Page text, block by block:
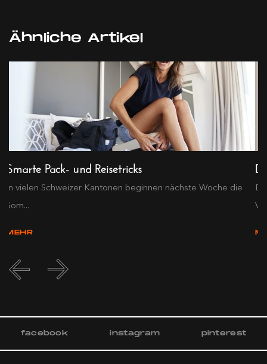
Ähnliche Artikel
Smarte Pack- und Reisetricks
In vielen Schweizer Kantonen beginnen nächste Woche die
Som...
MEHR
facebook instagram pinterest